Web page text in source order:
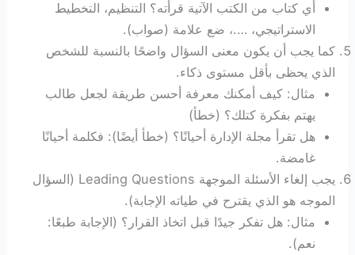
أي كتاب من الكتب الآتية قرأته؟ التنظيم، التخطيط
الاستراتيجي، ….، ضع علامة (صواب).
كما يجب أن يكون معنى السؤال واضحًا بالنسبة للشخص
الذي يحظى بأقل مستوى ذكاء.
مثال: كيف أمكنك معرفة أحسن طريقة لجعل طالب
يهتم بفكرة كتلك؟ (خطأ)
هل تقرأ مجلة الإدارة أحيانًا؟ (خطأ أيضًا): فكلمة أحيانًا
غامضة.
يجب إلغاء الأسئلة الموجهة Leading Questions (السؤال
الموجه هو الذي يقترح في طياته الإجابة).
مثال: هل تفكر جيدًا قبل اتخاذ القرار؟ (الإجابة طبعًا:
نعم).